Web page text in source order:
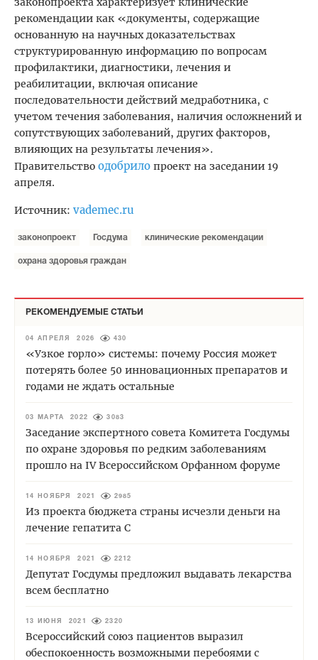
рекомендации как «документы, содержащие
основанную на научных доказательствах
структурированную информацию по вопросам
профилактики, диагностики, лечения и
реабилитации, включая описание
последовательности действий медработника, с
учетом течения заболевания, наличия осложнений и
сопутствующих заболеваний, других факторов,
влияющих на результаты лечения».
Правительство одобрило проект на заседании 19
апреля.
Источник: vademec.ru
законопроект Госдума клинические рекомендации
охрана здоровья граждан
РЕКОМЕНДУЕМЫЕ СТАТЬИ
04 АПРЕЛЯ 2026 430
«Узкое горло» системы: почему Россия может
потерять более 50 инновационных препаратов и
годами не ждать остальные
03 МАРТА 2022 3083
Заседание экспертного совета Комитета Госдумы
по охране здоровья по редким заболеваниям
прошло на IV Всероссийском Орфанном форуме
14 НОЯБРЯ 2021 2985
Из проекта бюджета страны исчезли деньги на
лечение гепатита С
14 НОЯБРЯ 2021 2212
Депутат Госдумы предложил выдавать лекарства
всем бесплатно
13 ИЮНЯ 2021 2320
Всероссийский союз пациентов выразил
обеспокоенность возможными перебоями с